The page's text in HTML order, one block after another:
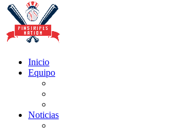
Inicio
Equipo
Noticias